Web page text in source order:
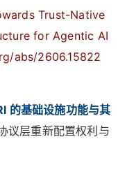
Trust-Native
for Agentic AI
abs/2606.15822
的基础设施功能与其
议层重新配置权利与